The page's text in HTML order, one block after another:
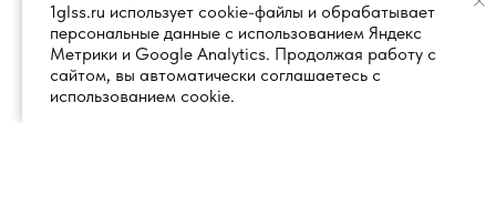
1glss.ru использует cookie-файлы и обрабатывает
персональные данные с использованием Яндекс
Метрики и Google Analytics. Продолжая работу с
сайтом, вы автоматически соглашаетесь с
использованием cookie.